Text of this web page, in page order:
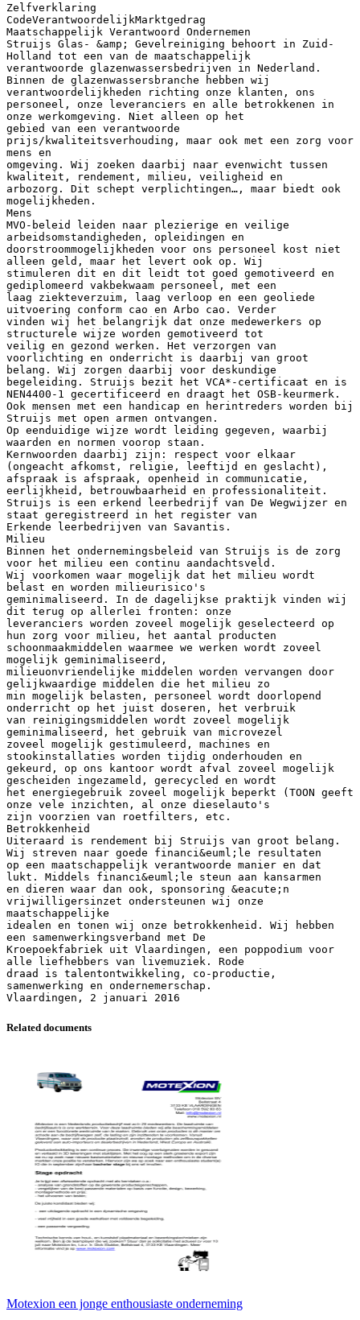
Zelfverklaring
CodeVerantwoordelijkMarktgedrag
Maatschappelijk Verantwoord Ondernemen
Struijs Glas- &amp; Gevelreiniging behoort in Zuid-
Holland tot een van de maatschappelijk
verantwoorde glazenwassersbedrijven in Nederland.
Binnen de glazenwassersbranche hebben wij
verantwoordelijkheden richting onze klanten, ons
personeel, onze leveranciers en alle betrokkenen in
onze werkomgeving. Niet alleen op het
gebied van een verantwoorde
prijs/kwaliteitsverhouding, maar ook met een zorg voor
mens en
omgeving. Wij zoeken daarbij naar evenwicht tussen
kwaliteit, rendement, milieu, veiligheid en
arbozorg. Dit schept verplichtingen…, maar biedt ook
mogelijkheden.
Mens
MVO-beleid leiden naar plezierige en veilige
arbeidsomstandigheden, opleidingen en
doorstroommogelijkheden voor ons personeel kost niet
alleen geld, maar het levert ook op. Wij
stimuleren dit en dit leidt tot goed gemotiveerd en
gediplomeerd vakbekwaam personeel, met een
laag ziekteverzuim, laag verloop en een geoliede
uitvoering conform cao en Arbo cao. Verder
vinden wij het belangrijk dat onze medewerkers op
structurele wijze worden gemotiveerd tot
veilig en gezond werken. Het verzorgen van
voorlichting en onderricht is daarbij van groot
belang. Wij zorgen daarbij voor deskundige
begeleiding. Struijs bezit het VCA*-certificaat en is
NEN4400-1 gecertificeerd en draagt het OSB-keurmerk.
Ook mensen met een handicap en herintreders worden bij
Struijs met open armen ontvangen.
Op eenduidige wijze wordt leiding gegeven, waarbij
waarden en normen voorop staan.
Kernwoorden daarbij zijn: respect voor elkaar
(ongeacht afkomst, religie, leeftijd en geslacht),
afspraak is afspraak, openheid in communicatie,
eerlijkheid, betrouwbaarheid en professionaliteit.
Struijs is een erkend leerbedrijf van De Wegwijzer en
staat geregistreerd in het register van
Erkende leerbedrijven van Savantis.
Milieu
Binnen het ondernemingsbeleid van Struijs is de zorg
voor het milieu een continu aandachtsveld.
Wij voorkomen waar mogelijk dat het milieu wordt
belast en worden milieurisico's
geminimaliseerd. In de dagelijkse praktijk vinden wij
dit terug op allerlei fronten: onze
leveranciers worden zoveel mogelijk geselecteerd op
hun zorg voor milieu, het aantal producten
schoonmaakmiddelen waarmee we werken wordt zoveel
mogelijk geminimaliseerd,
milieuonvriendelijke middelen worden vervangen door
gelijkwaardige middelen die het milieu zo
min mogelijk belasten, personeel wordt doorlopend
onderricht op het juist doseren, het verbruik
van reinigingsmiddelen wordt zoveel mogelijk
geminimaliseerd, het gebruik van microvezel
zoveel mogelijk gestimuleerd, machines en
stookinstallaties worden tijdig onderhouden en
gekeurd, op ons kantoor wordt afval zoveel mogelijk
gescheiden ingezameld, gerecycled en wordt
het energiegebruik zoveel mogelijk beperkt (TOON geeft
onze vele inzichten, al onze dieselauto's
zijn voorzien van roetfilters, etc.
Betrokkenheid
Uiteraard is rendement bij Struijs van groot belang.
Wij streven naar goede financi&euml;le resultaten
op een maatschappelijk verantwoorde manier en dat
lukt. Middels financi&euml;le steun aan kansarmen
en dieren waar dan ook, sponsoring &eacute;n
vrijwilligersinzet ondersteunen wij onze
maatschappelijke
idealen en tonen wij onze betrokkenheid. Wij hebben
een samenwerkingsverband met De
Kroepoekfabriek uit Vlaardingen, een poppodium voor
alle liefhebbers van livemuziek. Rode
draad is talentontwikkeling, co-productie,
samenwerking en ondernemerschap.
Related documents
Motexion een jonge enthousiaste onderneming